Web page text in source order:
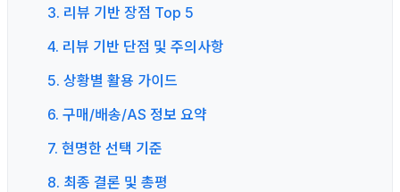
3. 리뷰 기반 장점 Top 5
4. 리뷰 기반 단점 및 주의사항
5. 상황별 활용 가이드
6. 구매/배송/AS 정보 요약
7. 현명한 선택 기준
8. 최종 결론 및 총평